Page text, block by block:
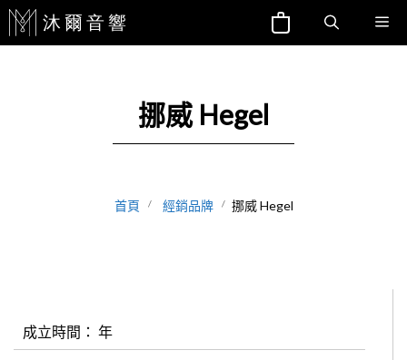
跳
至
挪威 Hegel
首頁 經銷品牌 挪威 Hegel
成立時間： 年